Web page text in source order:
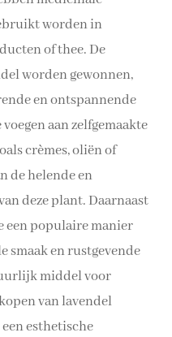
worden in
of thee. De
worden gewonnen,
en ontspannende
aan zelfgemaakte
crèmes, oliën of
de helende en
deze plant. Daarnaast
een populaire manier
smaak en rustgevende
middel voor
van lavendel
esthetische